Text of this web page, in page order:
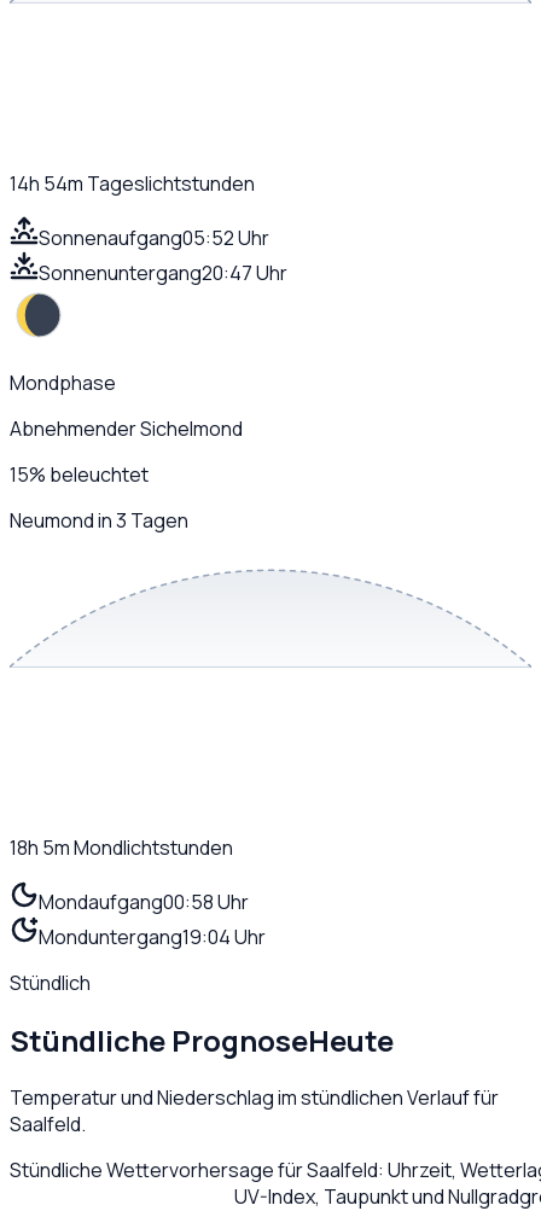
14h 54m Tageslichtstunden
Sonnenaufgang05:52 Uhr
Sonnenuntergang20:47 Uhr
Mondphase
Abnehmender Sichelmond
15% beleuchtet
Neumond in 3 Tagen
18h 5mMondlichtstunden
Mondaufgang00:58 Uhr
Monduntergang19:04 Uhr
Stündlich
Stündliche PrognoseHeute
Temperatur und Niederschlag im stündlichen Verlauf für
Saalfeld.
Stündliche Wettervorhersage fürSaalfeld: Uhrzeit,
UV-Index, Taupunkt und